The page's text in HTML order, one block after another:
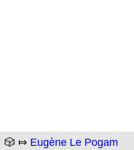
🎲 ⤇ Eugène Le Pogam